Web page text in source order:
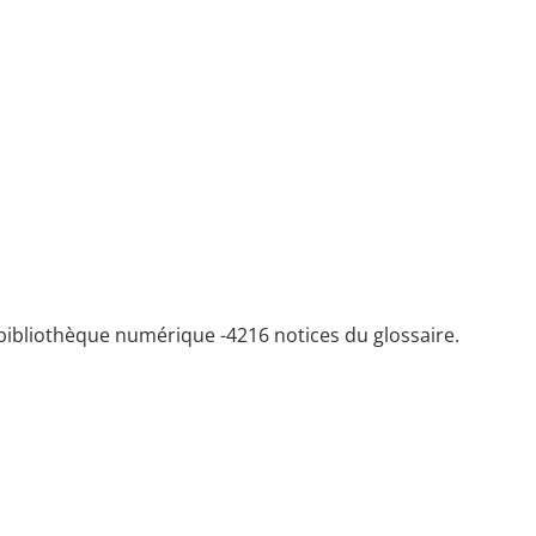
numérique -4216 notices du glossaire.